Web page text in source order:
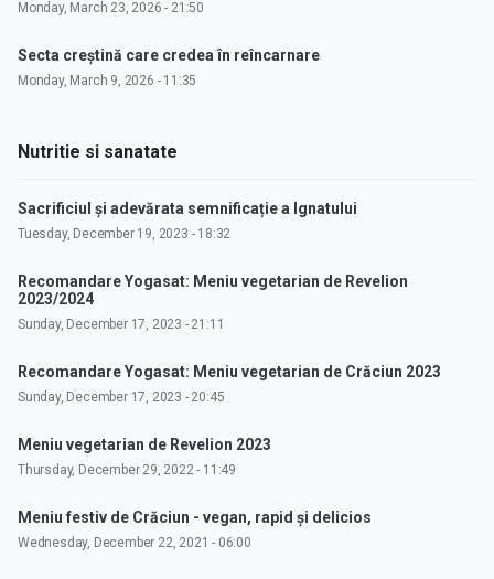
Monday, March 23, 2026 - 21:50
Secta creștină care credea în reîncarnare
Monday, March 9, 2026 - 11:35
Nutritie si sanatate
Sacrificiul și adevărata semnificație a Ignatului
Tuesday, December 19, 2023 - 18:32
Recomandare Yogasat: Meniu vegetarian de Revelion
2023/2024
Sunday, December 17, 2023 - 21:11
Recomandare Yogasat: Meniu vegetarian de Crăciun 2023
Sunday, December 17, 2023 - 20:45
Meniu vegetarian de Revelion 2023
Thursday, December 29, 2022 - 11:49
Meniu festiv de Crăciun - vegan, rapid și delicios
Wednesday, December 22, 2021 - 06:00